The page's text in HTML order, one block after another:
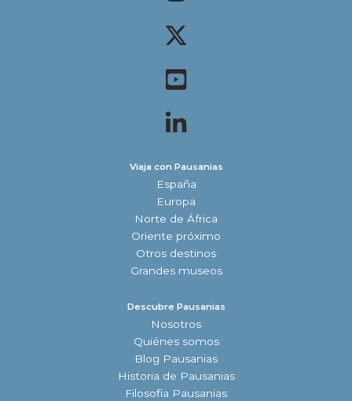
Viaja con Pausanias
España
Europa
Norte de África
Oriente próximo
Otros destinos
Grandes museos
Descubre Pausanias
Nosotros
Quiénes somos
Blog Pausanias
Historia de Pausanias
Filosofia Pausanias